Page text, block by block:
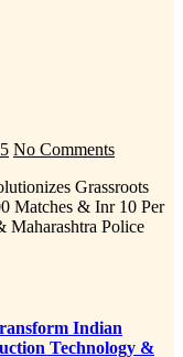
No Comments
Matches & Inr 10 Per
Maharashtra Police
Indian
Technology &